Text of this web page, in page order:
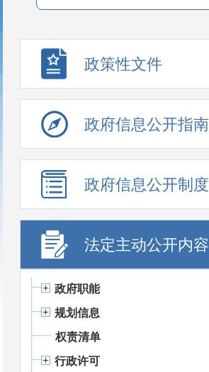
政策性文件
政府信息公开指南
政府信息公开制度
法定主动公开内容
政府职能
规划信息
权责清单
行政许可